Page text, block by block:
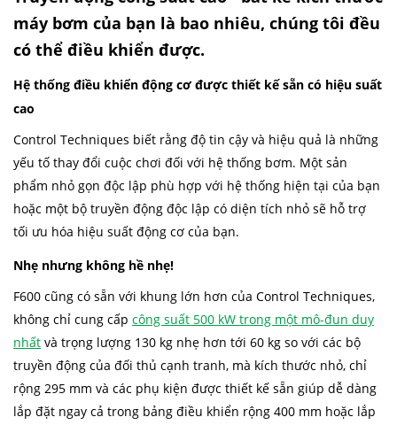
Bảo vệ quá chu kỳ
Phát hiện không có dòng chảy
Kiểm soát công tắc mức
hệ thống
Bơm đơn
Cascade
Multi-leader
máy bơm của bạn là bao nhiêu, chúng tôi đều
có thể điều khiển được.
Hệ thống điều khiển động cơ được thiết kế sẵn có hiệu suất
cao
Control Techniques biết rằng độ tin cậy và hiệu quả là những
yếu tố thay đổi cuộc chơi đối với hệ thống bơm. Một sản
phẩm nhỏ gọn độc lập phù hợp với hệ thống hiện tại của bạn
hoặc một bộ truyền động độc lập có diện tích nhỏ sẽ hỗ trợ
tối ưu hóa hiệu suất động cơ của bạn.
Nhẹ nhưng không hề nhẹ!
F600 cũng có sẵn với khung lớn hơn của Control Techniques,
không chỉ cung cấp công suất 500 kW trong một mô-đun duy
nhất và trọng lượng 130 kg nhẹ hơn tới 60 kg so với các bộ
truyền động của đối thủ cạnh tranh, mà kích thước nhỏ, chỉ
rộng 295 mm và các phụ kiện được thiết kế sẵn giúp dễ dàng
lắp đặt ngay cả trong bảng điều khiển rộng 400 mm hoặc lắp